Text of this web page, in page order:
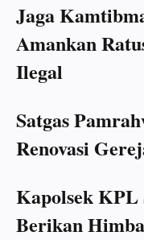
Jaga
Amankan
Ilegal
Satgas
Renovasi
Kapolsek KPL
Berikan